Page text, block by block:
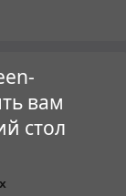
вам
стол